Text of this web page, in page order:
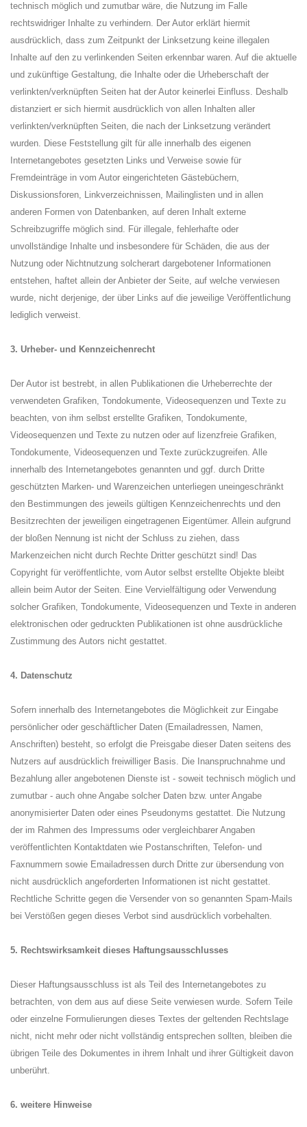
technisch möglich und zumutbar wäre, die Nutzung im Falle
rechtswidriger Inhalte zu verhindern. Der Autor erklärt hiermit
ausdrücklich, dass zum Zeitpunkt der Linksetzung keine illegalen
Inhalte auf den zu verlinkenden Seiten erkennbar waren. Auf die aktuelle
und zukünftige Gestaltung, die Inhalte oder die Urheberschaft der
verlinkten/verknüpften Seiten hat der Autor keinerlei Einfluss. Deshalb
distanziert er sich hiermit ausdrücklich von allen Inhalten aller
verlinkten/verknüpften Seiten, die nach der Linksetzung verändert
wurden. Diese Feststellung gilt für alle innerhalb des eigenen
Internetangebotes gesetzten Links und Verweise sowie für
Fremdeinträge in vom Autor eingerichteten Gästebüchern,
Diskussionsforen, Linkverzeichnissen, Mailinglisten und in allen
anderen Formen von Datenbanken, auf deren Inhalt externe
Schreibzugriffe möglich sind. Für illegale, fehlerhafte oder
unvollständige Inhalte und insbesondere für Schäden, die aus der
Nutzung oder Nichtnutzung solcherart dargebotener Informationen
entstehen, haftet allein der Anbieter der Seite, auf welche verwiesen
wurde, nicht derjenige, der über Links auf die jeweilige Veröffentlichung
lediglich verweist.
3. Urheber- und Kennzeichenrecht
Der Autor ist bestrebt, in allen Publikationen die Urheberrechte der
verwendeten Grafiken, Tondokumente, Videosequenzen und Texte zu
beachten, von ihm selbst erstellte Grafiken, Tondokumente,
Videosequenzen und Texte zu nutzen oder auf lizenzfreie Grafiken,
Tondokumente, Videosequenzen und Texte zurückzugreifen. Alle
innerhalb des Internetangebotes genannten und ggf. durch Dritte
geschützten Marken- und Warenzeichen unterliegen uneingeschränkt
den Bestimmungen des jeweils gültigen Kennzeichenrechts und den
Besitzrechten der jeweiligen eingetragenen Eigentümer. Allein aufgrund
der bloßen Nennung ist nicht der Schluss zu ziehen, dass
Markenzeichen nicht durch Rechte Dritter geschützt sind! Das
Copyright für veröffentlichte, vom Autor selbst erstellte Objekte bleibt
allein beim Autor der Seiten. Eine Vervielfältigung oder Verwendung
solcher Grafiken, Tondokumente, Videosequenzen und Texte in anderen
elektronischen oder gedruckten Publikationen ist ohne ausdrückliche
Zustimmung des Autors nicht gestattet.
4. Datenschutz
Sofern innerhalb des Internetangebotes die Möglichkeit zur Eingabe
persönlicher oder geschäftlicher Daten (Emailadressen, Namen,
Anschriften) besteht, so erfolgt die Preisgabe dieser Daten seitens des
Nutzers auf ausdrücklich freiwilliger Basis. Die Inanspruchnahme und
Bezahlung aller angebotenen Dienste ist - soweit technisch möglich und
zumutbar - auch ohne Angabe solcher Daten bzw. unter Angabe
anonymisierter Daten oder eines Pseudonyms gestattet. Die Nutzung
der im Rahmen des Impressums oder vergleichbarer Angaben
veröffentlichten Kontaktdaten wie Postanschriften, Telefon- und
Faxnummern sowie Emailadressen durch Dritte zur übersendung von
nicht ausdrücklich angeforderten Informationen ist nicht gestattet.
Rechtliche Schritte gegen die Versender von so genannten Spam-Mails
bei Verstößen gegen dieses Verbot sind ausdrücklich vorbehalten.
5. Rechtswirksamkeit dieses Haftungsausschlusses
Dieser Haftungsausschluss ist als Teil des Internetangebotes zu
betrachten, von dem aus auf diese Seite verwiesen wurde. Sofern Teile
oder einzelne Formulierungen dieses Textes der geltenden Rechtslage
nicht, nicht mehr oder nicht vollständig entsprechen sollten, bleiben die
übrigen Teile des Dokumentes in ihrem Inhalt und ihrer Gültigkeit davon
unberührt.
6. weitere Hinweise